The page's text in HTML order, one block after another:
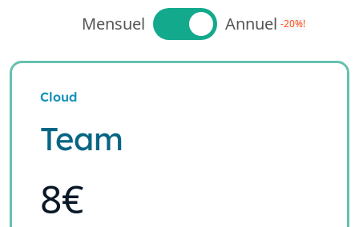
Mensuel Annuel -20%!
Cloud
Team
8€